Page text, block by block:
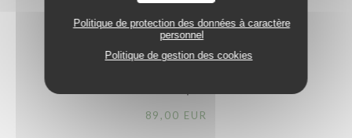
Politique de protection des données à caractère
personnel
Politique de gestion des cookies
Découverte 6 services
89,00 EUR